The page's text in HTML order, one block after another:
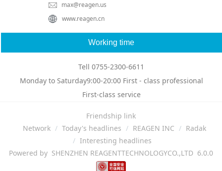
max@reagen.us
www.reagen.cn
Working time
Tell 0755-2300-6611
Monday to Saturday9:00-20:00 First - class professional
First-class service
Friendship link
Network
Today's headlines REAGEN INC
Radak
Interesting headlines
Powered by SHENZHEN REAGENTTECHNOLOGYCO.,LTD 6.0.0